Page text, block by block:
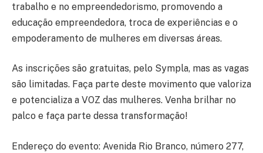
trabalho e no empreendedorismo, promovendo a
educação empreendedora, troca de experiências e o
empoderamento de mulheres em diversas áreas.
As inscrições são gratuitas, pelo Sympla, mas as vagas
são limitadas. Faça parte deste movimento que valoriza
e potencializa a VOZ das mulheres. Venha brilhar no
palco e faça parte dessa transformação!
Endereço do evento: Avenida Rio Branco, número 277,